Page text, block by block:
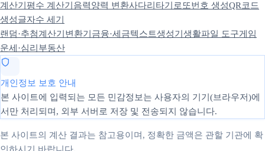
계산기 평수 계산기 음력양력 변환사다리타기 로또번호 생성QR코드
생성글자수 세기
랜덤·추첨계산기 변환기 금융·세금텍스트생성기 생활파일 도구게임
운세·심리 부동산
개인정보 보호 안내
본 사이트에 입력되는 모든 민감정보는 사용자의 기기(브라우저)에
서만 처리되며, 외부 서버로 저장 및 전송되지 않습니다.
본 사이트의 계산 결과는 참고용이며, 정확한 금액은 관할 기관에 확